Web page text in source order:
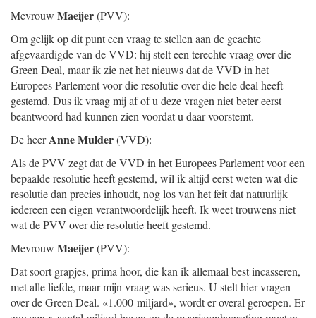
Mevrouw Maeijer(PVV):
Om gelijk op dit punt een vraag te stellen aan de geachte
afgevaardigde van de VVD: hij stelt een terechte vraag over die
Green Deal, maar ik zie net het nieuws dat de VVD in het
Europees Parlement voor die resolutie over die hele deal heeft
gestemd. Dus ik vraag mij af of u deze vragen niet beter eerst
beantwoord had kunnen zien voordat u daar voorstemt.
De heerAnne Mulder(VVD):
Als de PVV zegt dat de VVD in het Europees Parlement voor een
bepaalde resolutie heeft gestemd, wil ik altijd eerst weten wat die
resolutie dan precies inhoudt, nog los van het feit dat natuurlijk
iedereen een eigen verantwoordelijk heeft. Ik weet trouwens niet
wat de PVV over die resolutie heeft gestemd.
Mevrouw Maeijer(PVV):
Dat soort grapjes, prima hoor, die kan ik allemaal best incasseren,
met alle liefde, maar mijn vraag was serieus. U stelt hier vragen
over de Green Deal. «1.000 miljard», wordt er overal geroepen. Er